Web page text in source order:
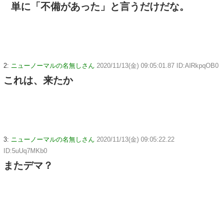
単に「不備があった」と言うだけだな。
2: ニューノーマルの名無しさん 2020/11/13(金) 09:05:01.87 ID:AlRkpqOB0
これは、来たか
3: ニューノーマルの名無しさん 2020/11/13(金) 09:05:22.22
ID:5uUq7MKb0
またデマ？